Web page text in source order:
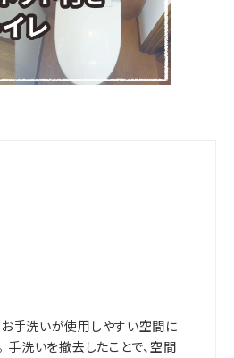
手洗いが使用しやすい空間に
手洗いを撤去したことで、空間